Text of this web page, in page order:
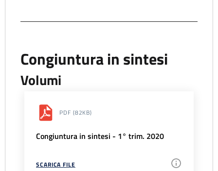
Congiuntura in sintesi
Volumi
PDF (82KB)
Congiuntura in sintesi - 1° trim. 2020
SCARICA FILE